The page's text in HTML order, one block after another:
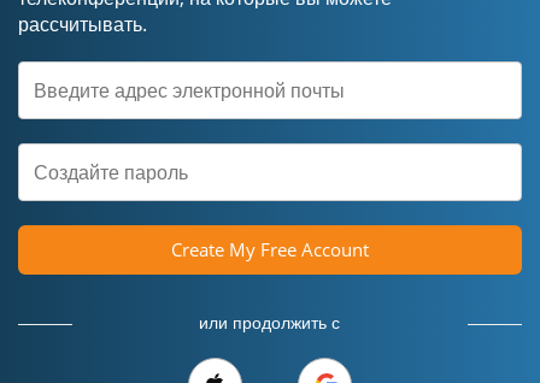
рассчитывать.
Create My Free Account
или продолжить с